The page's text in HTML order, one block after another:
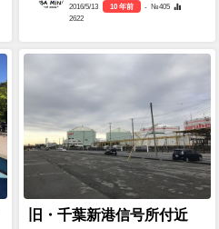
2016/5/13 10 年前
- №405
2622
旧・千葉新港信号所付近